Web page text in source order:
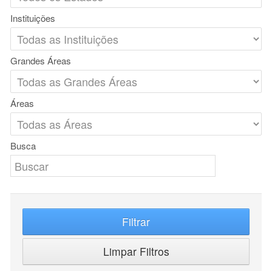
Instituições
Grandes Áreas
Áreas
Busca
Filtrar
Limpar Filtros